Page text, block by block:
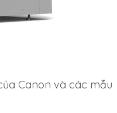
Canon và các mẫu